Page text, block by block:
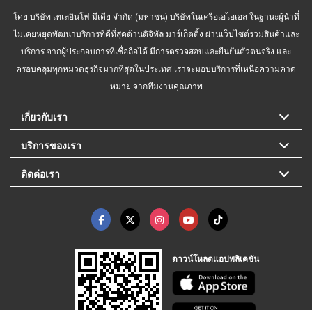
โดย บริษัท เทเลอินโฟ มีเดีย จำกัด (มหาชน) บริษัทในเครือเอไอเอส ในฐานะผู้นำที่
ไม่เคยหยุดพัฒนาบริการที่ดีที่สุดด้านดิจิทัล มาร์เก็ตติ้ง ผ่านเว็บไซต์รวมสินค้าและ
บริการ จากผู้ประกอบการที่เชื่อถือได้ มีการตรวจสอบและยืนยันตัวตนจริง และ
ครอบคลุมทุกหมวดธุรกิจมากที่สุดในประเทศ เราจะมอบบริการที่เหนือความคาด
หมาย จากทีมงานคุณภาพ
เกี่ยวกับเรา
บริการของเรา
ติดต่อเรา
ดาวน์โหลดแอปพลิเคชัน